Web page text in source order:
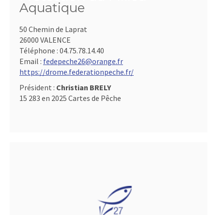
Aquatique
50 Chemin de Laprat
26000 VALENCE
Téléphone : 04.75.78.14.40
Email : fedepeche26@orange.fr
https://drome.federationpeche.fr/
Président : Christian BRELY
15 283 en 2025 Cartes de Pêche